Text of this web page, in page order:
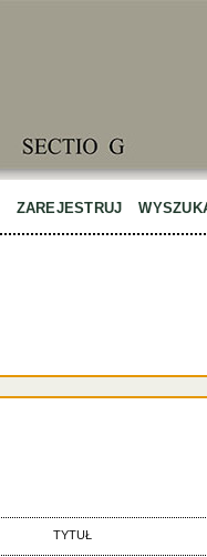
ZAREJESTRUJ
TYTUŁ